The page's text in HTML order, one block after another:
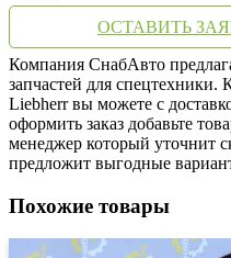
ОСТАВИТЬ
Компания СнабАвто
запчастей для спецтехники.
Liebherr вы можете с
оформить заказ добавьте
менеджер который уточнит
предложит выгодные
Похожие товары